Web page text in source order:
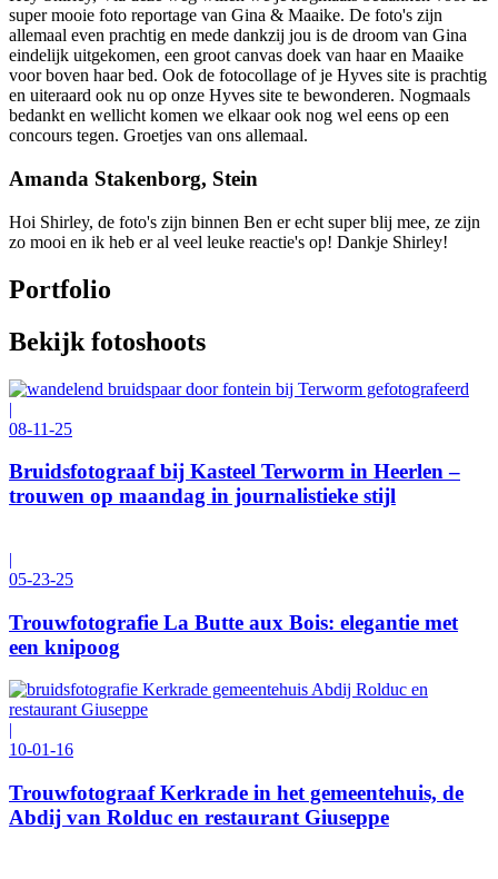
super mooie foto reportage van Gina & Maaike. De foto's zijn
allemaal even prachtig en mede dankzij jou is de droom van Gina
eindelijk uitgekomen, een groot canvas doek van haar en Maaike
voor boven haar bed. Ook de fotocollage of je Hyves site is prachtig
en uiteraard ook nu op onze Hyves site te bewonderen. Nogmaals
bedankt en wellicht komen we elkaar ook nog wel eens op een
concours tegen. Groetjes van ons allemaal.
Amanda Stakenborg, Stein
Hoi Shirley, de foto's zijn binnen Ben er echt super blij mee, ze zijn
zo mooi en ik heb er al veel leuke reactie's op! Dankje Shirley!
Portfolio
Bekijk fotoshoots
|
08-11-25
Bruidsfotograaf bij Kasteel Terworm in Heerlen –
trouwen op maandag in journalistieke stijl
|
05-23-25
Trouwfotografie La Butte aux Bois: elegantie met
een knipoog
|
10-01-16
Trouwfotograaf Kerkrade in het gemeentehuis, de
Abdij van Rolduc en restaurant Giuseppe